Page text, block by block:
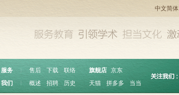
中文简体
服务 ︱ 售后 下载
联络
我们
概述 招聘 历史
旗舰店 京东
天猫
拼多多 当当